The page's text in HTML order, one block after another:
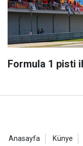
Formula 1 pisti
Anasayfa Künye